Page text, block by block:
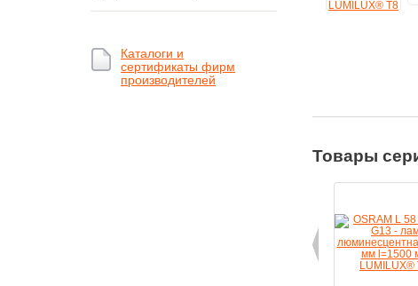
Товары
Каталоги и
сертификаты фирм
производителей